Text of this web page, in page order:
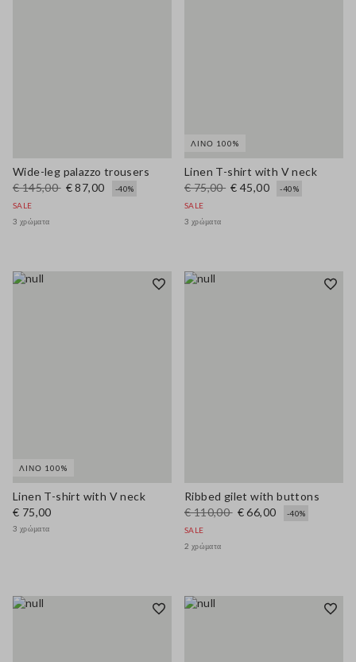
Wide-leg palazzo trousers
€ 145,00 € 87,00
-40%
SALE
3 χρώματα
ΛΙΝΌ 100%
Linen T-shirt with V neck
€ 75,00 € 45,00
-40%
SALE
3 χρώματα
ΛΙΝΌ 100%
Linen T-shirt with V neck
€ 75,00
3 χρώματα
Ribbed gilet with buttons
€ 110,00 € 66,00
-40%
SALE
2 χρώματα